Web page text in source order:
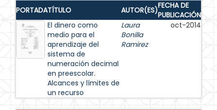
PORTADATÍTULO AUTOR(ES)FECHA DE
PUBLICACIÓN
El dinero como
medio para el
aprendizaje del
sistema de
numeración decimal
en preescolar.
Alcances y límites de
un recurso
Laura
Bonilla
Ramirez
oct-2014